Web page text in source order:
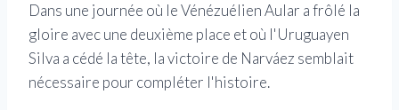
Dans une journée où le Vénézuélien Aular a frôlé la
gloire avec une deuxième place et où l'Uruguayen
Silva a cédé la tête, la victoire de Narváez semblait
nécessaire pour compléter l'histoire.